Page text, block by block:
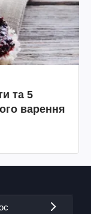
та 5
варення